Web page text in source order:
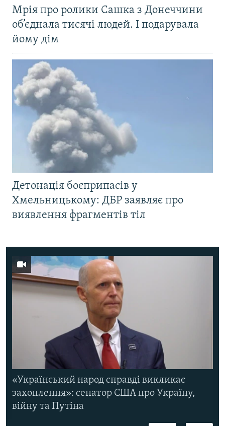
Мрія про ролики Сашка з Донеччини
об’єднала тисячі людей. І подарувала
йому дім
Детонація боєприпасів у
Хмельницькому: ДБР заявляє про
виявлення фрагментів тіл
«Український народ справді викликає
захоплення»: сенатор США про Україну,
війну та Путіна